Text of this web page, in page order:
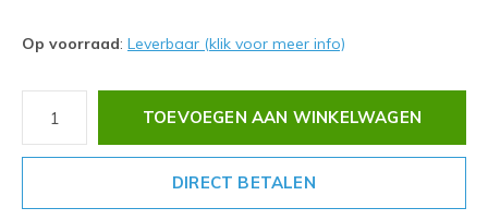
Op voorraad: Leverbaar (klik voor meer info)
TOEVOEGEN AAN WINKELWAGEN
DIRECT BETALEN